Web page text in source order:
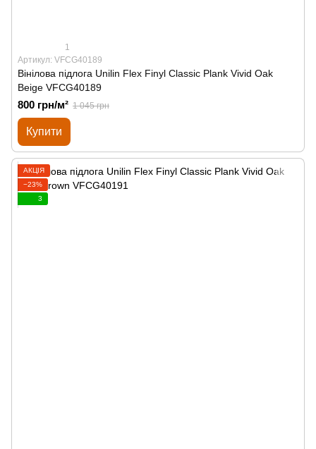
1
Артикул: VFCG40189
Вінілова підлога Unilin Flex Finyl Classic Plank Vivid Oak
Beige VFCG40189
800 грн/м² 1 045 грн
Купити
АКЦІЯ
−23%
3